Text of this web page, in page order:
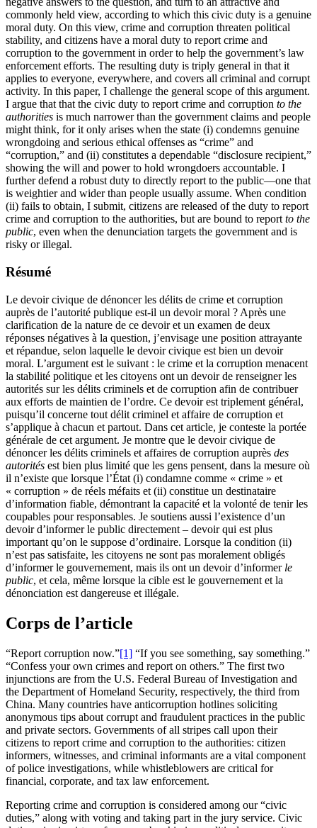
commonly held view, according to which this civic duty is a genuine
moral duty. On this view, crime and corruption threaten political
stability, and citizens have a moral duty to report crime and
corruption to the government in order to help the government’s law
enforcement efforts. The resulting duty is triply general in that it
applies to everyone, everywhere, and covers all criminal and corrupt
activity. In this paper, I challenge the general scope of this argument.
I argue that that the civic duty to report crime and corruption to the
authorities is much narrower than the government claims and people
might think, for it only arises when the state (i) condemns genuine
wrongdoing and serious ethical offenses as “crime” and
“corruption,” and (ii) constitutes a dependable “disclosure recipient,”
showing the will and power to hold wrongdoers accountable. I
further defend a robust duty to directly report to the public—one that
is weightier and wider than people usually assume. When condition
(ii) fails to obtain, I submit, citizens are released of the duty to report
crime and corruption to the authorities, but are bound to report to the
public, even when the denunciation targets the government and is
risky or illegal.
Résumé
Le devoir civique de dénoncer les délits de crime et corruption
auprès de l’autorité publique est-il un devoir moral ? Après une
clarification de la nature de ce devoir et un examen de deux
réponses négatives à la question, j’envisage une position attrayante
et répandue, selon laquelle le devoir civique est bien un devoir
moral. L’argument est le suivant : le crime et la corruption menacent
la stabilité politique et les citoyens ont un devoir de renseigner les
autorités sur les délits criminels et de corruption afin de contribuer
aux efforts de maintien de l’ordre. Ce devoir est triplement général,
puisqu’il concerne tout délit criminel et affaire de corruption et
s’applique à chacun et partout. Dans cet article, je conteste la portée
générale de cet argument. Je montre que le devoir civique de
dénoncer les délits criminels et affaires de corruption auprès des
autorités est bien plus limité que les gens pensent, dans la mesure où
il n’existe que lorsque l’État (i) condamne comme « crime » et
« corruption » de réels méfaits et (ii) constitue un destinataire
d’information fiable, démontrant la capacité et la volonté de tenir les
coupables pour responsables. Je soutiens aussi l’existence d’un
devoir d’informer le public directement – devoir qui est plus
important qu’on le suppose d’ordinaire. Lorsque la condition (ii)
n’est pas satisfaite, les citoyens ne sont pas moralement obligés
d’informer le gouvernement, mais ils ont un devoir d’informer le
public, et cela, même lorsque la cible est le gouvernement et la
dénonciation est dangereuse et illégale.
Corps de l’article
“Report corruption now.”[1] “If you see something, say something.”
“Confess your own crimes and report on others.” The first two
injunctions are from the U.S. Federal Bureau of Investigation and
the Department of Homeland Security, respectively, the third from
China. Many countries have anticorruption hotlines soliciting
anonymous tips about corrupt and fraudulent practices in the public
and private sectors. Governments of all stripes call upon their
citizens to report crime and corruption to the authorities: citizen
informers, witnesses, and criminal informants are a vital component
of police investigations, while whistleblowers are critical for
financial, corporate, and tax law enforcement.
Reporting crime and corruption is considered among our “civic
duties,” along with voting and taking part in the jury service. Civic